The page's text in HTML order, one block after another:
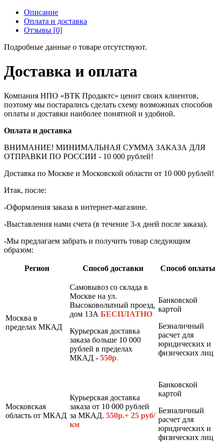
Описание
Оплата и доставка
Отзывы [0]
Подробные данные о товаре отсутствуют.
Доставка и оплата
Компания НПО «ВТК Продактс» ценит своих клиентов,
поэтому мы постарались сделать схему возможных способов
оплаты и доставки наиболее понятной и удобной.
Оплата и доставка
ВНИМАНИЕ! МИНИМАЛЬНАЯ СУММА ЗАКАЗА ДЛЯ
ОТПРАВКИ ПО РОССИИ - 10 000 рублей!
Доставка по Москве и Московской области от 10 000 рублей!
Итак, после:
-Оформления заказа в интернет-магазине.
-Выставления нами счета (в течение 3-х дней после заказа).
-Мы предлагаем забрать и получить товар следующим
образом:
Регион Способ доставки Способ оплаты
Москва в
пределах МКАД
Самовывоз со склада в
Москве на ул.
Высоковольтный проезд,
дом 13А БЕСПЛАТНО
Курьерская доставка
заказа больше 10 000
рублей в пределах
МКАД - 550р.
Банковской
картой
Безналичный
расчет для
юридических и
физических лиц
Московская
область от МКАД
Курьерская доставка
заказа от 10 000 рублей
за МКАД. 550р.+ 25 руб/
км
Банковской
картой
Безналичный
расчет для
юридических и
физических лиц